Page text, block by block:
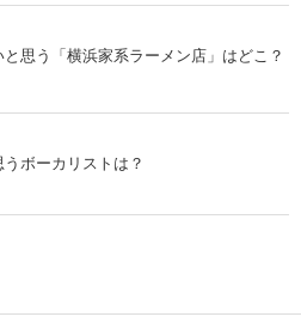
思う「横浜家系ラーメン店」はどこ？
ボーカリストは？